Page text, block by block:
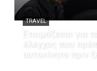
TRAVEL
Ετοιμάζεσαι για
έλεγχος που
αυτοκίνητο πριν